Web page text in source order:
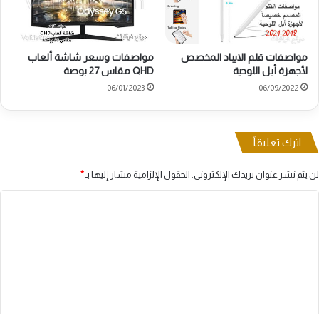
مواصفات قلم الايباد المخصص
لأجهزة أبل اللوحية
06/09/2022
مواصفات وسعر شاشة ألعاب
QHD مقاس 27 بوصة
06/01/2023
اترك تعليقاً
لن يتم نشر عنوان بريدك الإلكتروني. الحقول الإلزامية مشار إليها بـ *